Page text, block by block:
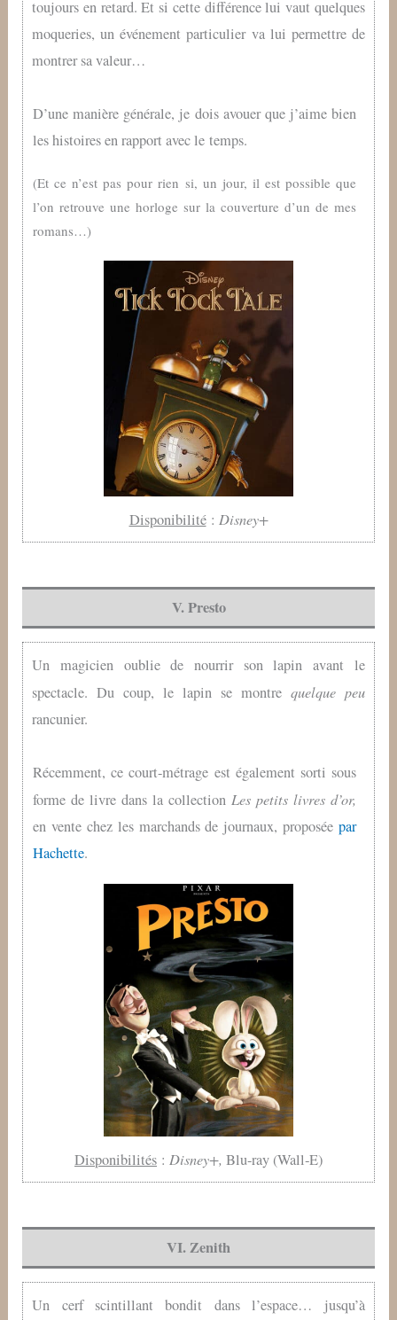
toujours en retard. Et si cette différence lui vaut quelques
moqueries, un événement particulier va lui permettre de
montrer sa valeur…
D’une manière générale, je dois avouer que j’aime bien
les histoires en rapport avec le temps.
(Et ce n’est pas pour rien si, un jour, il est possible que
l’on retrouve une horloge sur la couverture d’un de mes
romans…)
Disponibilité: Disney+
V. Presto
Un magicien oublie de nourrir son lapin avant le
spectacle. Du coup, le lapin se montre quelque peu
rancunier.
Récemment, ce court-métrage est également sorti sous
forme de livre dans la collection Les petits livres d’or,
en vente chez les marchands de journaux, proposée par
Hachette.
Disponibilités : Disney+, Blu-ray (Wall‑E)
VI. Zenith
Un cerf scintillant bondit dans l’espace… jusqu’à